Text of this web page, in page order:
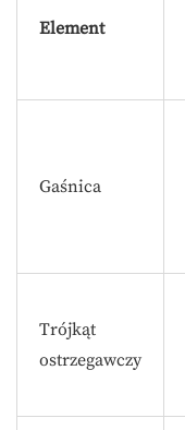
Element
Gaśnica
Trójkąt
ostrzegawczy